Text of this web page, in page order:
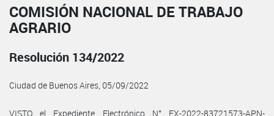
COMISIÓN NACIONAL DE TRABAJO
AGRARIO
Resolución 134/2022
Ciudad de Buenos Aires, 05/09/2022
VISTO el Expediente Electrónico N° EX-2022-83721573-APN-